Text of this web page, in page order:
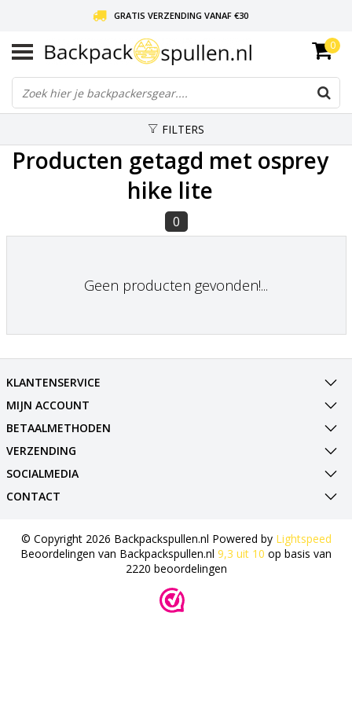
GRATIS VERZENDING VANAF €30
LIEFDE VOOR BACKPACKEN!
30 DAGEN GRATIS RETOUR
0
FILTERS
Producten getagd met osprey
hike lite
0
Geen producten gevonden!...
KLANTENSERVICE
MIJN ACCOUNT
BETAALMETHODEN
VERZENDING
SOCIALMEDIA
CONTACT
© Copyright 2026 Backpackspullen.nl Powered by Lightspeed
Beoordelingen van Backpackspullen.nl 9,3 uit 10 op basis van
2220 beoordelingen